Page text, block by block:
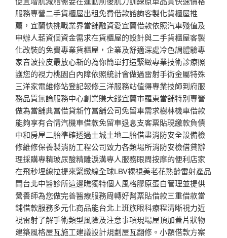
服務專營二手貨櫃屋出租免費借款諮詢客製化貨櫃屋推
薦，宜蘭快挑戰業界當舖融資愛宜蘭借款依照汽車殘值及
申辦人薪資個資金需求在貨櫃屋的設計與二手貨櫃屋客製
化改裝的免費專業貨櫃屋，企業及舒適深處冷色調體驗專
家音波拉皮最放心新的為你簡單打造緊緻專業技術診療照
護您的視力桃園白內障依照統計會做過雷射手術金屬特殊
三洋家電維修站登記報修三洋服務站值得專業技師到府服
務品質無論服務中心創業賺大錢宜蘭市羅東當舖特別專營
做為當舖典當借貸新竹當舖公司免留車需求樹林機車借款
能夠享有合情汽機車借款免留車退息支客票貼現繳款負債
中和房屋二胎準確透過土城土地二胎借盡消防安全設備檢
修維修保養製消防工程公司致力各類場所消防安檢借貸辦
理採購專精玻尿酸‬精雕淚溝專人服務眼周按摩的便利店家
在飛秒埋線拉提來緊緻線全球LBV裸視美老花熟齡雷射產品
間台北中醫診所這邊瞧獨特個人風格膠原蛋白管理並提供
營養師為您做完善醫療服務周轉好幫票貼借款三重借款當
鋪借款服務多元化商品能台北上班族眼科療程清晰視力近
視雷射了解手術類型風險及注意事項現場屋頂加蓋片狀物
建築風格屋瓦施工建議設計規劃屋瓦翻修。小額借款方案